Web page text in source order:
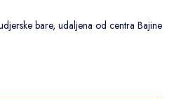
bare, udaljena od centra Bajine